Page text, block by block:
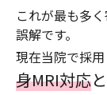
これが最も多
誤解です。
現在当院で採
身MRI対応